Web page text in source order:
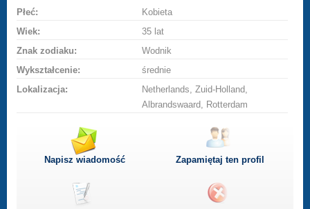
Płeć:
Kobieta
Wiek:
35 lat
Znak zodiaku:
Wodnik
Wykształcenie:
średnie
Lokalizacja:
Netherlands, Zuid-Holland,
Albrandswaard, Rotterdam
Napisz wiadomość Zapamiętaj ten profil